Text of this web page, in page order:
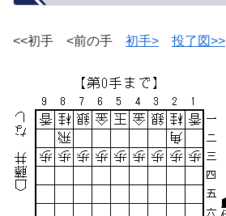
<<初手 <前の手 初手> 投了図>>